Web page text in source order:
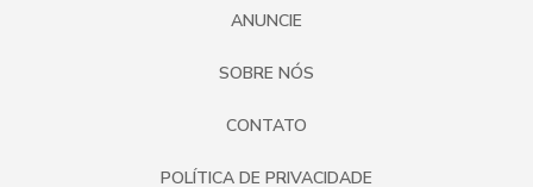
ANUNCIE
SOBRE NÓS
CONTATO
POLÍTICA DE PRIVACIDADE